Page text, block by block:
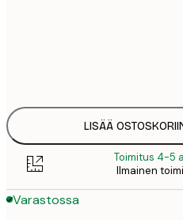
LISÄÄ
Toimitus 4-5
Ilmainen
Varastossa